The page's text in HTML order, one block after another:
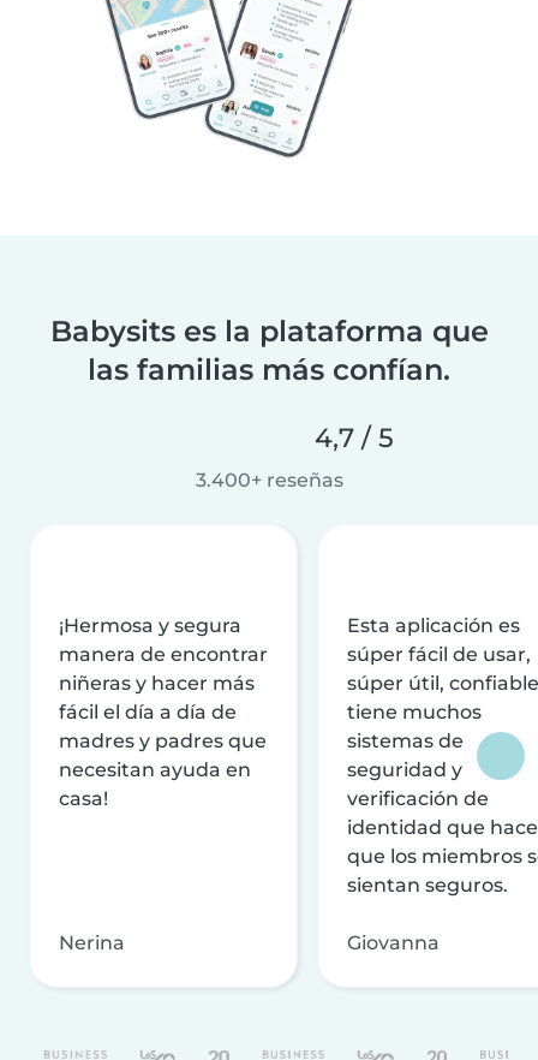
Babysits es la plataforma que
las familias más confían.
4,7 / 5
3.400+ reseñas
¡Hermosa y segura
manera de encontrar
niñeras y hacer más
fácil el día a día de
madres y padres que
necesitan ayuda en
casa!
Nerina
Esta aplicación es
súper fácil de usar,
súper útil,
tiene muchos
sistemas de
seguridad y
verificación de
identidad que
que los miembros
sientan seguros.
Giovanna